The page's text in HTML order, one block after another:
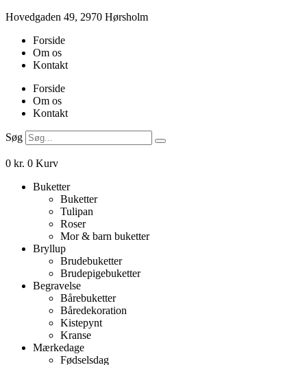
Videre
indhold
Hovedgaden 49, 2970 Hørsholm
Forside
Om os
Kontakt
Forside
Om os
Kontakt
Søg
0 kr. 0 Kurv
Buketter
Buketter
Tulipan
Roser
Mor & barn buketter
Bryllup
Brudebuketter
Brudepigebuketter
Begravelse
Bårebuketter
Båredekoration
Kistepynt
Kranse
Mærkedage
Fødselsdag